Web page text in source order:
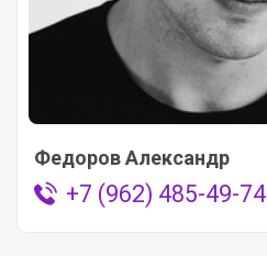
Федоров Александр
+7 (962) 485-49-74